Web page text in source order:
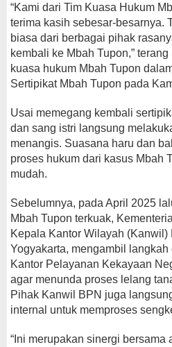
“Kami dari Tim Kuasa Hukum
terima kasih sebesar-besarnya.
biasa dari berbagai pihak
kembali ke Mbah Tupon,”
kuasa hukum Mbah Tupon
Sertipikat Mbah Tupon pada
Usai memegang kembali
dan sang istri langsung
menangis. Suasana haru dan
proses hukum dari kasus Mbah
mudah.
Sebelumnya, pada April 2025
Mbah Tupon terkuak,
Kepala Kantor Wilayah (Kanwil)
Yogyakarta, mengambil
Kantor Pelayanan Kekayaan
agar menunda proses lelang
Pihak Kanwil BPN juga
internal untuk memproses
“Ini merupakan sinergi bersama